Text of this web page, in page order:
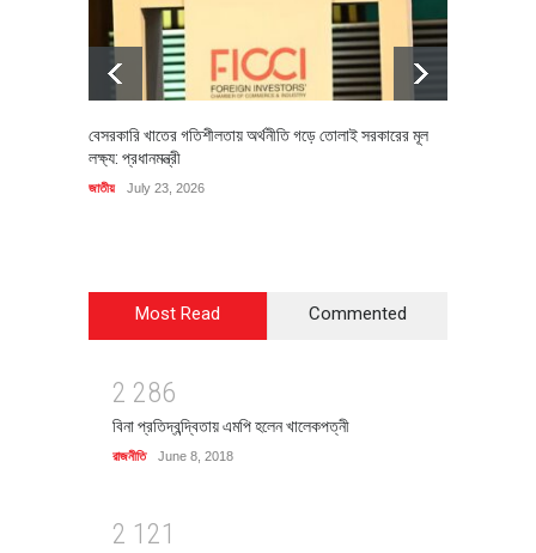
বেসরকারি খাতের গতিশীলতায় অর্থনীতি গড়ে তোলাই সরকারের মূল
লক্ষ্য: প্রধানমন্ত্রী
জাতীয় July 23, 2026
Most Read Commented
2 286
বিনা প্রতিদ্বন্দ্বিতায় এমপি হলেন খালেকপত্নী
রাজনীতি June 8, 2018
2 1 21